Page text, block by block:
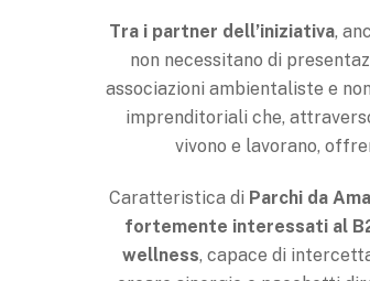
Tra i partner dell’iniziativa,
non necessitano di
associazioni ambientaliste e
imprenditoriali che,
vivono e lavorano,
Caratteristica di Parchi da
fortemente interessati al
wellness, capace di